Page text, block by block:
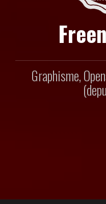
Graphisme,